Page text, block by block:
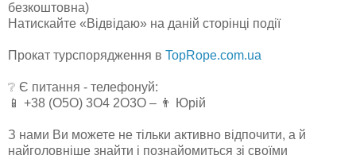
безкоштовна)
Натискайте «Відвідаю» на даній сторінці події
Прокат турспорядження в TopRope.com.ua
❔ Є питання - телефонуй:
📱 +38 (О5О) 3О4 2О3О – 👨 Юрій
З нами Ви можете не тільки активно відпочити, а й
найголовніше знайти і познайомиться зі своїми